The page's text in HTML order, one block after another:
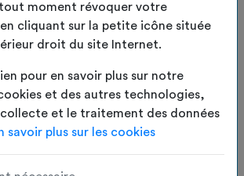
moment révoquer votre
cliquant sur la petite icône située
droit du site Internet.
pour en savoir plus sur notre
et des autres technologies,
collecte et le traitement des données
savoir plus sur les cookies
responsable et authentique à
nos panières upcyclées;
originalité et engagement
trois tailles, elles s'adaptent à tous
OFFERTE
4.00€TTC
3.33€HT